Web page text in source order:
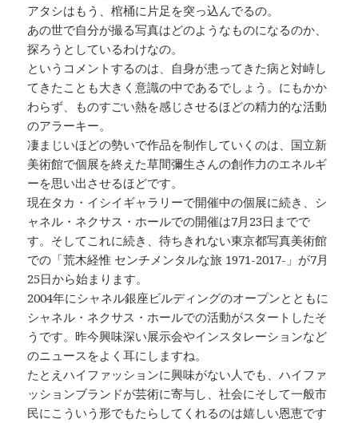
アタシはもう、棺桶に片足を突っ込んでるの。
あの世で自分が撮る写真はどのようなものになるのか、
探ろうとしているわけなの。
というコメントするのは、自身が患ってきた病と対峙し
てきたことも大きく意識の中であるでしょう。にもかか
わらず、ものすごい熱を感じさせるほどの精力的な活動
のアラーキー。
凄まじいほどの勢いで作品を制作していくのは、国立新
美術館で個展を終えた草間彌生さんの創作力のエネルギ
ーを思い出させるほどです。
現在タカ・イシイギャラリーで開催中の個展に続き、シ
ャネル・ネクサス・ホールでの開催は7月23日までで
す。そしてこれに続き、待ちきれない東京都写真美術館
での「荒木経惟 センチメンタルな旅 1971-2017-」が7月
25日から始まります。
2004年にシャネル銀座ビルディングのオープンとともに
シャネル・ネクサス・ホールでの活動がスタートしたそ
うです。昨今興味深い展示会やインスタレーションなど
のニュースをよく耳にしますね。
たとえハイファッションに興味がない人でも、ハイファ
ッションブランドが芸術に寄与し、社会にそして一般市
民にこういう形でもたらしてくれるのは嬉しい恩恵です